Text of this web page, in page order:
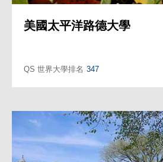
思特雅大學理學院
QS 世界大學排名 481